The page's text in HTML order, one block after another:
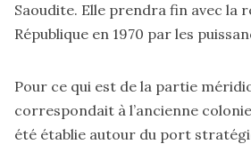
Saoudite. Elle prendra fin avec la
République en 1970 par les
Pour ce qui est de la partie
correspondait à l’ancienne
été établie autour du port